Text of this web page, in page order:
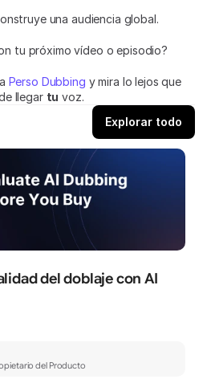
una audiencia global.
tu próximo vídeo o episodio?
Perso Dubbing y mira lo lejos que
llegar tu voz.
Explorar todo
del doblaje con AI
del Producto